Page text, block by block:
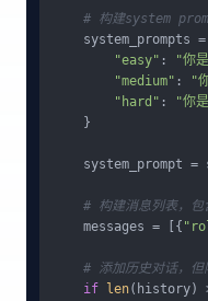
# 构建system
system_prompts =
"easy" :
"你
"medium" :
"
"hard" :
"你
    }
system_prompt =
# 构建消息列表，包
    messages = [{
# 添加历史对话，
if
len(history)